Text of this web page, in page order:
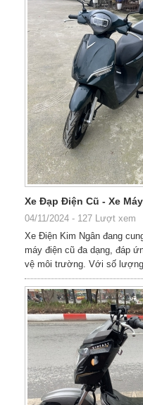
Xe Đạp Điện Cũ - Xe
04/11/2024 - 127 Lượt xem
Xe Điện Kim Ngân đang
máy điện cũ đa dạng, đáp
vệ môi trường. Với số